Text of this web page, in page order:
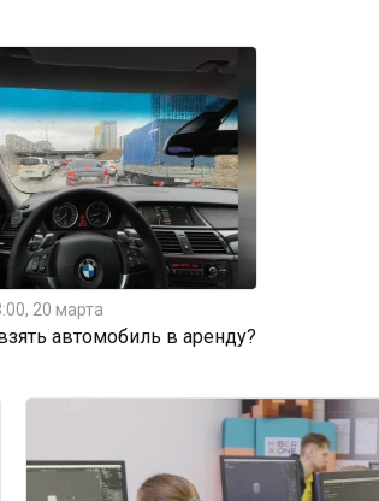
20 марта
автомобиль в аренду?